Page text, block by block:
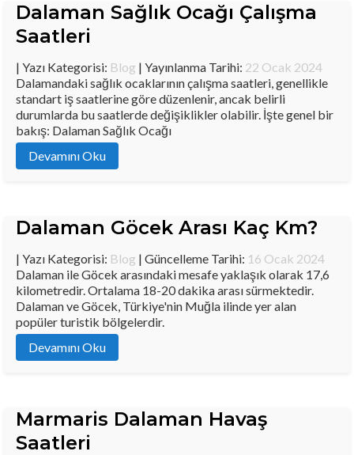
Dalaman Sağlık Ocağı Çalışma
Saatleri
| Yazı Kategorisi: Blog | Yayınlanma Tarihi: 22 Ocak 2024
Dalamandaki sağlık ocaklarının çalışma saatleri, genellikle
standart iş saatlerine göre düzenlenir, ancak belirli
durumlarda bu saatlerde değişiklikler olabilir. İşte genel bir
bakış: Dalaman Sağlık Ocağı
Devamını Oku
Dalaman Göcek Arası Kaç Km?
| Yazı Kategorisi: Blog | Güncelleme Tarihi: 16 Ocak 2024
Dalaman ile Göcek arasındaki mesafe yaklaşık olarak 17,6
kilometredir. Ortalama 18-20 dakika arası sürmektedir.
Dalaman ve Göcek, Türkiye'nin Muğla ilinde yer alan
popüler turistik bölgelerdir.
Devamını Oku
Marmaris Dalaman Havaş
Saatleri